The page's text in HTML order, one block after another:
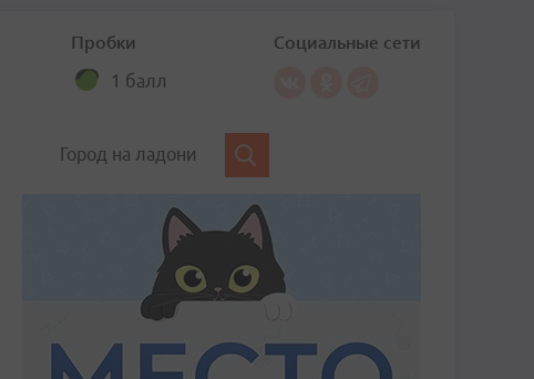
Пробки
1 балл
Социальные сети
Город на ладони